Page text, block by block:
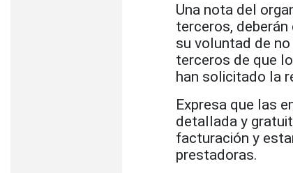
Una nota del
terceros,
su voluntad de
terceros de que
han solicitado la
Expresa que las
detallada y
facturación y
prestadoras.